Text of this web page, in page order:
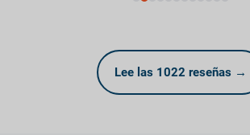
Lee las 1022 reseñas →